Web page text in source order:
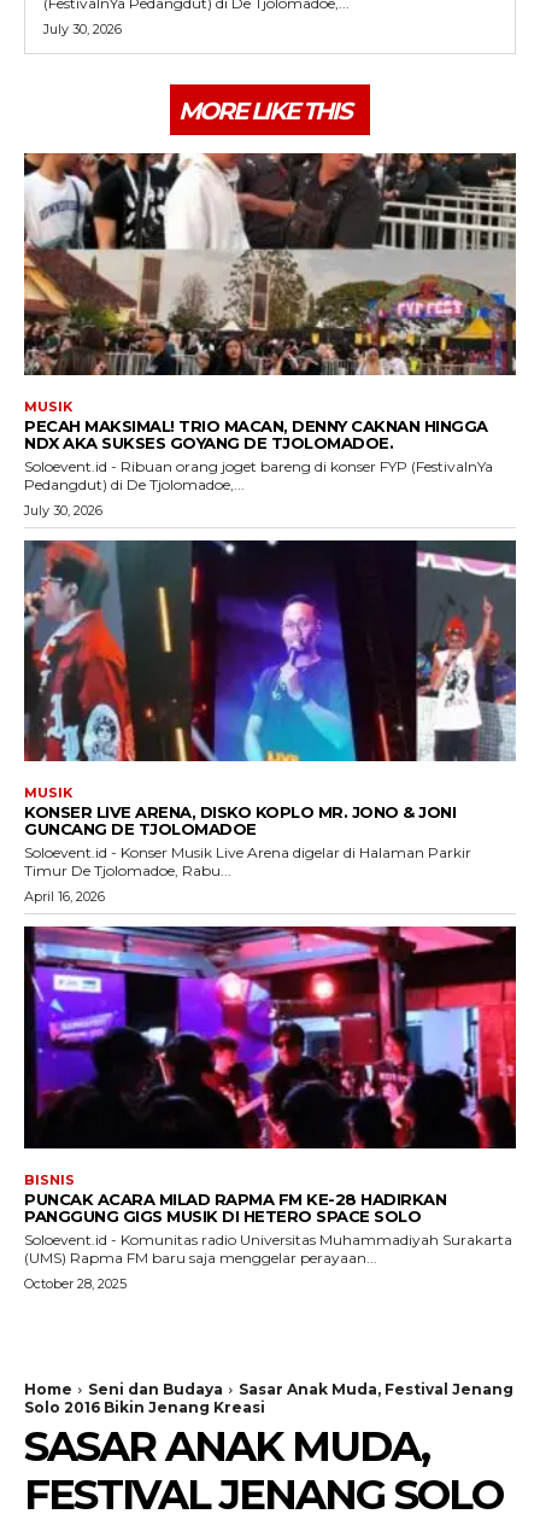
July 30, 2026
MORE LIKE THIS
MUSIK
PECAH MAKSIMAL! TRIO MACAN, DENNY CAKNAN HINGGA
NDX AKA SUKSES GOYANG DE TJOLOMADOE.
Soloevent.id - Ribuan orang joget bareng di konser FYP (FestivalnYa
Pedangdut) di De Tjolomadoe,...
July 30, 2026
MUSIK
KONSER LIVE ARENA, DISKO KOPLO MR. JONO & JONI
GUNCANG DE TJOLOMADOE
Soloevent.id - Konser Musik Live Arena digelar di Halaman Parkir
Timur De Tjolomadoe, Rabu...
April 16, 2026
BISNIS
PUNCAK ACARA MILAD RAPMA FM KE-28 HADIRKAN
PANGGUNG GIGS MUSIK DI HETERO SPACE SOLO
Soloevent.id - Komunitas radio Universitas Muhammadiyah Surakarta
(UMS) Rapma FM baru saja menggelar perayaan...
October 28, 2025